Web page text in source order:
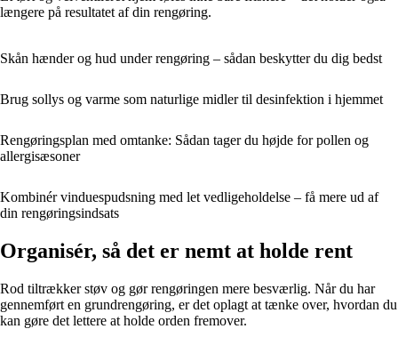
længere på resultatet af din rengøring.
Skån hænder og hud under rengøring – sådan beskytter du dig bedst
Brug sollys og varme som naturlige midler til desinfektion i hjemmet
Rengøringsplan med omtanke: Sådan tager du højde for pollen og
allergisæsoner
Kombinér vinduespudsning med let vedligeholdelse – få mere ud af
din rengøringsindsats
Organisér, så det er nemt at holde rent
Rod tiltrækker støv og gør rengøringen mere besværlig. Når du har
gennemført en grundrengøring, er det oplagt at tænke over, hvordan du
kan gøre det lettere at holde orden fremover.